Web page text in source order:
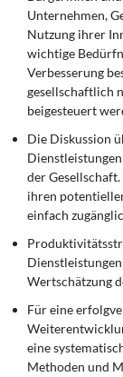
Unternehmen,
Nutzung ihrer
wichtige
Verbesserung
gesellschaftlich
beigesteuert
Die Diskussion
der
ihren
einfach
Wertschätzung
Für eine
eine
Methoden und